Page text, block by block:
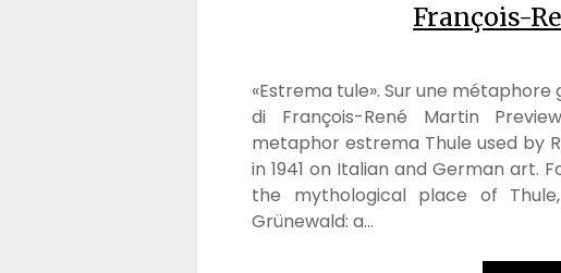
François-
«Estrema tule». Sur une
di François-René Martin
metaphor estrema Thule used by
in 1941 on Italian and German art.
the mythological place of
Grünewald: a…